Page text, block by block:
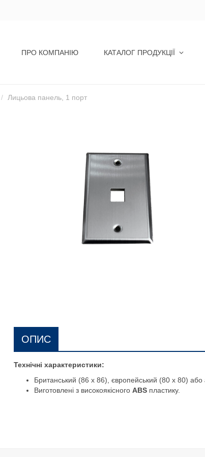
ПРО КОМПАНІЮ КАТАЛОГ ПРОДУКЦІЇ
Лицьова панель, 1 порт
ОПИС
Технічні характеристики:
Британський (86 x 86), європейський (80 x 80)
Виготовлені з високоякісного ABSпластику.